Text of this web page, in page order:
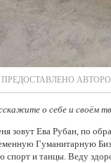
о себе и своём
зовут Ева Рубан, по
Гуманитарную
спорт и танцы. Веду